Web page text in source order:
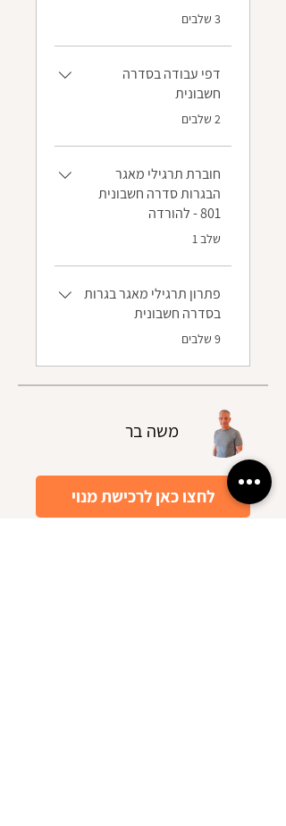
.
3 שלבים
דפי עבודה בסדרה
חשבונית
.
2 שלבים
חוברת תרגילי מאגר
הבגרות סדרה חשבונית
801 - להורדה
.שלב 1
פתרון תרגילי מאגר בגרות
בסדרה חשבונית
.9 שלבים
משה בר
לחצו כאן לרכישת מנוי